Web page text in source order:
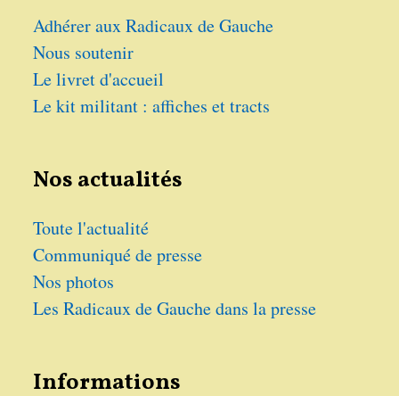
Adhérer aux Radicaux de Gauche
Nous soutenir
Le livret d'accueil
Le kit militant : affiches et tracts
Nos actualités
Toute l'actualité
Communiqué de presse
Nos photos
Les Radicaux de Gauche dans la presse
Informations